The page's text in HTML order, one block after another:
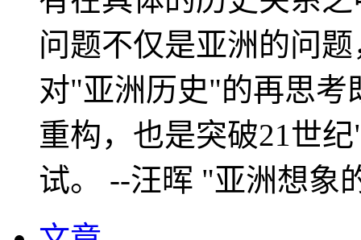
问题不仅是亚洲的问
对"亚洲历史"的再思考
重构，也是突破21世
试。 --汪晖 "亚洲想象